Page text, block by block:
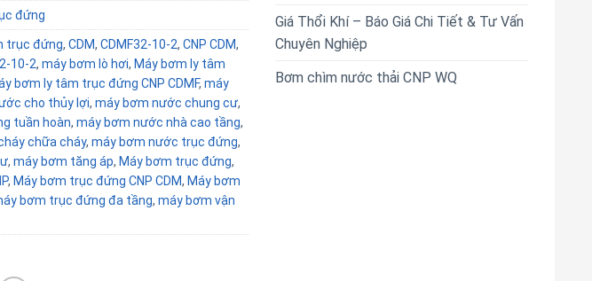
Giá Thổi Khí – Báo Giá Chi Tiết & Tư Vấn
Chuyên Nghiệp
Bơm chìm nước thải CNP WQ
đứng
trục đứng, CDM, CDMF32-10-2, CNP CDM,
10-2, máy bơm lò hơi, Máy bơm ly tâm
bơm ly tâm trục đứng CNP CDMF, máy
cho thủy lợi, máy bơm nước chung cư,
tuần hoàn, máy bơm nước nhà cao tầng,
chữa cháy, máy bơm nước trục đứng,
, máy bơm tăng áp, Máy bơm trục đứng,
, Máy bơm trục đứng CNP CDM, Máy bơm
bơm trục đứng đa tầng, máy bơm vận